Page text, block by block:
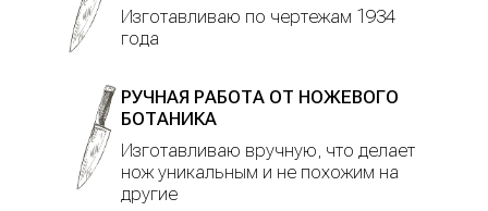
РУЧНАЯ РАБОТА ОТ НОЖЕВОГО
БОТАНИКА
Изготавливаю по чертежам 1934
года
Изготавливаю вручную, что делает
нож уникальным и не похожим на
другие